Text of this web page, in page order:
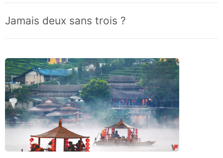
Jamais deux sans trois ?